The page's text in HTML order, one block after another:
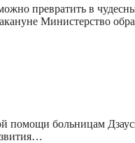
превратить в
Министерство
помощи больницам